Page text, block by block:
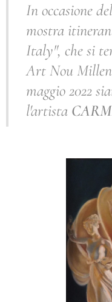
In occasione
mostra
Italy", che si
Art Nou
maggio 2022
l'artista